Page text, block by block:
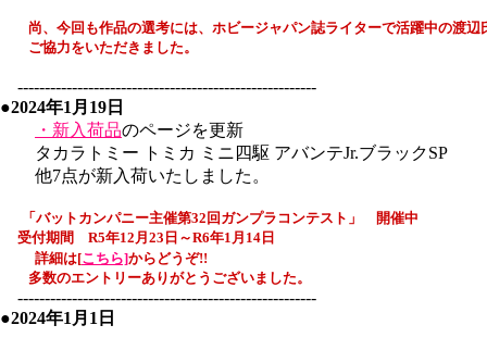
尚、今回も作品の選考には、ホビージャパン誌ライターで活躍中の渡辺
ご協力をいただきました。
-------------------------------------------------------
●2024年1月19日
・新入荷品のページを更新
タカラトミー トミカ ミニ四駆 アバンテJr.ブラックSP
他7点が新入荷いたしました。
「バットカンパニー主催第32回 ガンプラコンテスト」 開催中
受付期間 R5年12月23日～R6年1月14日
詳細は[こちら]からどうぞ!!
多数のエントリーありがとうございました。
-------------------------------------------------------
●2024年1月1日